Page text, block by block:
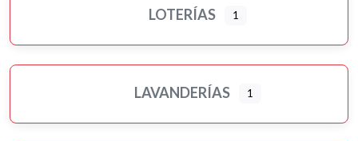
LOTERÍAS 1
LAVANDERÍAS 1